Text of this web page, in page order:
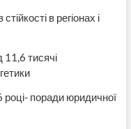
в регіонах і
тисячі
поради юридичної